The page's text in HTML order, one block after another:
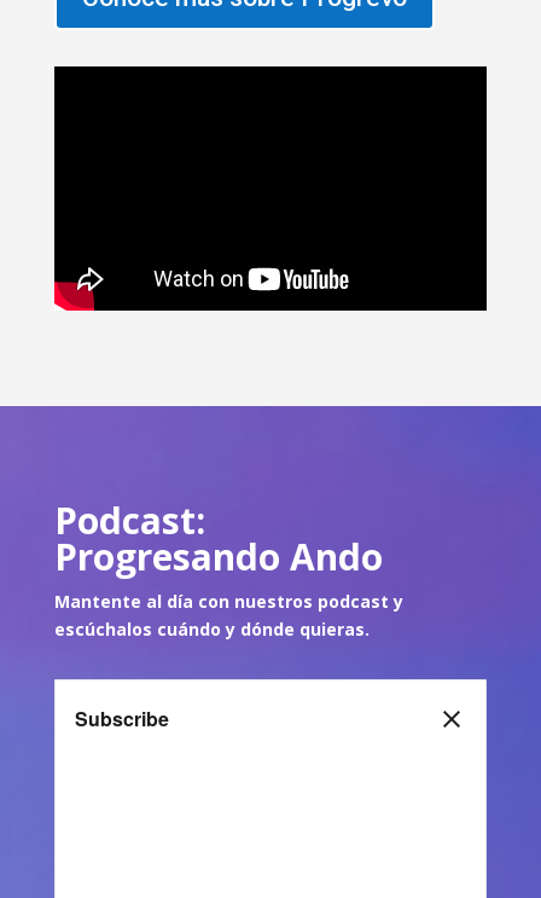
Podcast:
Progresando Ando
Mantente al día con nuestros podcast y
escúchalos cuándo y dónde quieras.